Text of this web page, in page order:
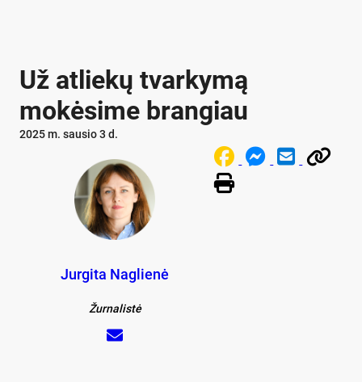
Už atliekų tvarkymą
mokėsime brangiau
2025 m. sausio 3 d.
Jurgita Naglienė
Žurnalistė